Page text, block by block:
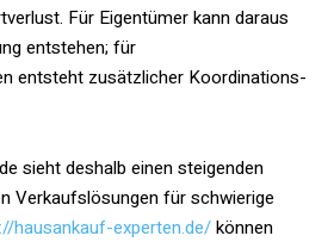
Für Eigentümer kann daraus
entstehen; für
entsteht zusätzlicher Koordinations-
sieht deshalb einen steigenden
Verkaufslösungen für schwierige
hausankauf-experten.de/können